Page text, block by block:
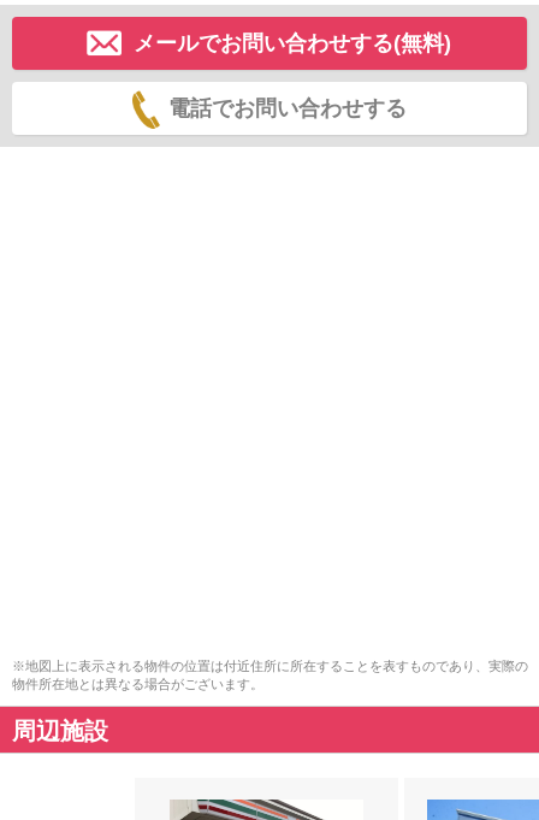
メールでお問い合わせする(無料)
電話でお問い合わせする
※地図上に表示される物件の位置は付近住所に所在することを表すものであり、実際の
物件所在地とは異なる場合がございます。
周辺施設